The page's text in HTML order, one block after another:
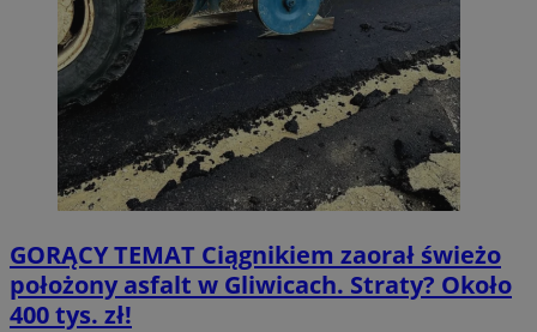
GORĄCY TEMAT Ciągnikiem zaorał świeżo
położony asfalt w Gliwicach. Straty? Około
400 tys. zł!